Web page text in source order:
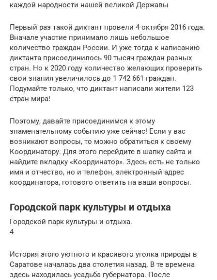
каждой народности нашей великой Державы
Первый раз такой диктант провели 4 октября 2016 года.
Вначале участие принимало лишь небольшое
количество граждан России. И уже тогда к написанию
диктанта присоединилось 90 тысяч граждан разных
стран. Но к 2020 году количество желающих проверить
свои знания увеличилось до 1 742 661 граждан.
Подумайте только, что диктант написали жители 123
стран мира!
Поэтому, давайте присоединимся к этому
знаменательному событию уже сейчас! Если у вас
возникают вопросы, то можно обратиться к своему
Координатору. Для этого перейдите в шапку сайта и
найдите вкладку «Координатор». Здесь есть не только
имя и отчество, но и телефон, электронный адрес
координатора, готового ответить на ваши вопросы.
Городской парк культуры и отдыха
Городской парк культуры и отдыха.
4
История этого уютного и красивого уголка природы в
Саратове началась два столетия назад. В те времена
здесь находилась усадьба губернатора. После